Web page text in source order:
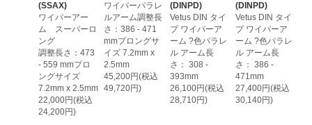
(SSAX)
ワイパーアー
ム スーパーロ
ング
調整長さ：473
- 559 mmプロ
ングサイズ
7.2mm x 2.5mm
22,000円(税込
24,200円)
ワイパーパラレ
ルアーム調整長
さ：386 - 471
mmプロングサ
イズ 7.2mm x
2.5mm
45,200円(税込
49,720円)
(DINPD)
Vetus DIN タイ
プ ワイパーア
ーム ?色パラレ
ル アーム長
さ： 308 -
393mm
26,100円(税込
28,710円)
(DINPD)
Vetus DIN タイ
プ ワイパーア
ーム ?色パラレ
ル アーム長
さ： 386 -
471mm
27,400円(税込
30,140円)